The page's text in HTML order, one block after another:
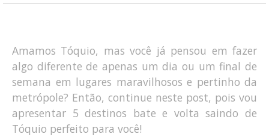
Amamos Tóquio, mas você já pensou em fazer
algo diferente de apenas um dia ou um final de
semana em lugares maravilhosos e pertinho da
metrópole? Então, continue neste post, pois vou
apresentar 5 destinos bate e volta saindo de
Tóquio perfeito para você!